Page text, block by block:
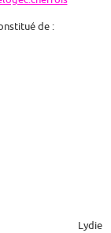
de :
Pineau
Lydie